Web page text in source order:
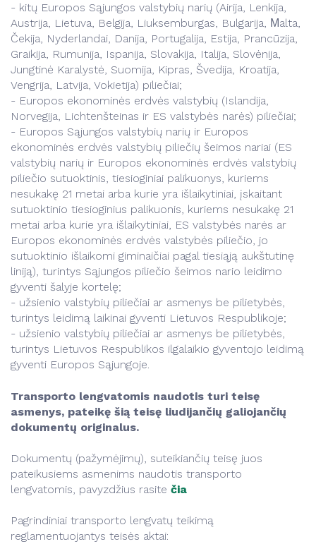
- kitų Europos Sąjungos valstybių narių (Airija, Lenkija,
Austrija, Lietuva, Belgija, Liuksemburgas, Bulgarija, Мalta,
Čekija, Nyderlandai, Danija, Portugalija, Estija, Prancūzija,
Graikija, Rumunija, Ispanija, Slovakija, Italija, Slovėnija,
Jungtinė Karalystė, Suomija, Kipras, Švedija, Kroatija,
Vengrija, Latvija, Vokietija) piliečiai;
- Europos ekonominės erdvės valstybių (Islandija,
Norvegija, Lichtenšteinas ir ES valstybės narės) piliečiai;
- Europos Sąjungos valstybių narių ir Europos
ekonominės erdvės valstybių piliečių šeimos nariai (ES
valstybių narių ir Europos ekonominės erdvės valstybių
piliečio sutuoktinis, tiesioginiai palikuonys, kuriems
nesukakę 21 metai arba kurie yra išlaikytiniai, įskaitant
sutuoktinio tiesioginius palikuonis, kuriems nesukakę 21
metai arba kurie yra išlaikytiniai, ES valstybės narės ar
Europos ekonominės erdvės valstybės piliečio, jo
sutuoktinio išlaikomi giminaičiai pagal tiesiąją aukštutinę
liniją), turintys Sąjungos piliečio šeimos nario leidimo
gyventi šalyje kortelę;
- užsienio valstybių piliečiai ar asmenys be pilietybės,
turintys leidimą laikinai gyventi Lietuvos Respublikoje;
- užsienio valstybių piliečiai ar asmenys be pilietybės,
turintys Lietuvos Respublikos ilgalaikio gyventojo leidimą
gyventi Europos Sąjungoje.
Transporto lengvatomis naudotis turi teisę
asmenys, pateikę šią teisę liudijančių galiojančių
dokumentų originalus.
Dokumentų (pažymėjimų), suteikiančių teisę juos
pateikusiems asmenims naudotis transporto
lengvatomis, pavyzdžius rasite čia
Pagrindiniai transporto lengvatų teikimą
reglamentuojantys teisės aktai: